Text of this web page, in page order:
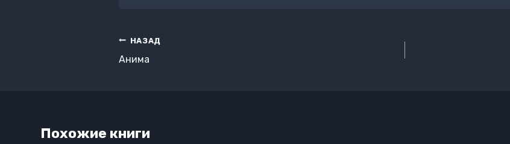
Навигация
по
НАЗАД
Анима
Похожие книги